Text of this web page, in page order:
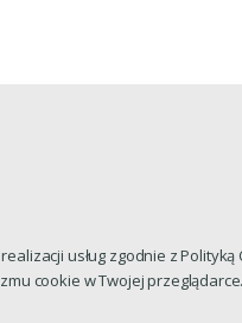
usług zgodnie z
cookie w Twojej